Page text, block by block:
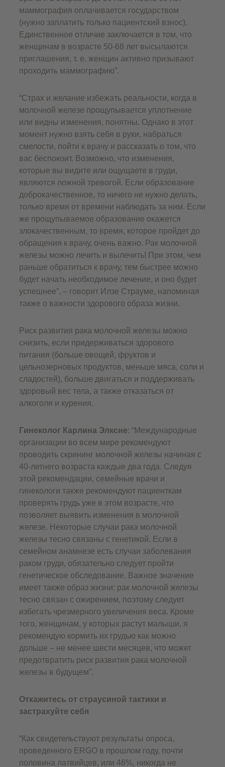
маммография оплачивается государством
(нужно заплатить только пациентский взнос).
Единственное отличие заключается в том, что
женщинам в возрасте 50-68 лет высылаются
приглашения, т. е. женщин активно призывают
проходить маммографию”.
“Страх и желание избежать реальности, когда в
молочной железе прощупывается уплотнение
или видны изменения, понятны. Однако в этот
момент нужно взять себя в руки, набраться
смелости, пойти к врачу и рассказать о том, что
вас беспокоит. Возможно, что изменения,
которые вы видите или ощущаете в груди,
являются ложной тревогой. Если образование
доброкачественное, то ничего не нужно делать,
только время от времени наблюдать за ним. Если
же прощупываемое образование окажется
злокачественным, то время, которое пройдет до
обращения к врачу, очень важно. Рак молочной
железы можно лечить и вылечить! При этом, чем
раньше обратиться к врачу, тем быстрее можно
будет начать необходимое лечение, и оно будет
успешнее”, – говорит Илзе Страуме, напоминая
также о важности здорового образа жизни.
Риск развития рака молочной железы можно
снизить, если придерживаться здорового
питания (больше овощей, фруктов и
цельнозерновых продуктов, меньше мяса, соли и
сладостей), больше двигаться и поддерживать
здоровый вес тела, а также отказаться от
алкоголя и курения.
Гинеколог Карлина Элксне: “Международные
организации во всем мире рекомендуют
проводить скрининг молочной железы начиная с
40-летнего возраста каждые два года. Следуя
этой рекомендации, семейные врачи и
гинекологи также рекомендуют пациенткам
проверять грудь уже в этом возрасте, что
позволяет выявить изменения в молочной
железе. Некоторые случаи рака молочной
железы тесно связаны с генетикой. Если в
семейном анамнезе есть случаи заболевания
раком груди, обязательно следует пройти
генетическое обследование. Важное значение
имеет также образ жизни: рак молочной железы
тесно связан с ожирением, поэтому следует
избегать чрезмерного увеличения веса. Кроме
того, женщинам, у которых растут малыши, я
рекомендую кормить их грудью как можно
дольше – не менее шести месяцев, что может
предотвратить риск развития рака молочной
железы в будущем”.
Откажитесь от страусиной тактики и
застрахуйте себя
“Как свидетельствуют результаты опроса,
проведенного ERGO в прошлом году, почти
половина латвийцев, или 46%, никогда не